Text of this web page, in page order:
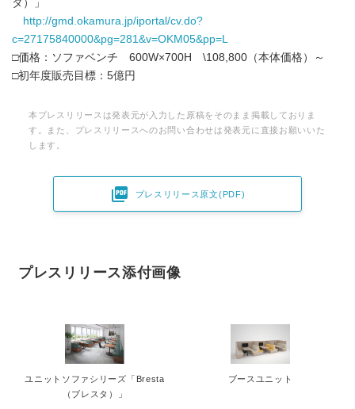
タ）」
http://gmd.okamura.jp/iportal/cv.do?
c=27175840000&pg=281&v=OKM05&pp=L
□価格：ソファベンチ 600W×700H \108,800（本体価格）～
□初年度販売目標：5億円
本プレスリリースは発表元が入力した原稿をそのまま掲載しておりま
す。また、プレスリリースへのお問い合わせは発表元に直接お願いいた
します。
 プレスリリース原文(PDF)
プレスリリース添付画像
ユニットソファシリーズ「Bresta
（ブレスタ）」
ブースユニット